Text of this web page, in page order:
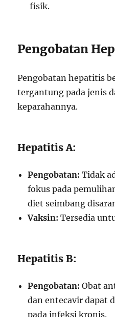
fisik.
Pengobatan
Pengobatan hepatitis
tergantung pada jenis
keparahannya.
Hepatitis A:
Pengobatan: Tidak
fokus pada
diet seimbang
Vaksin: Tersedia
Hepatitis B:
Pengobatan: Obat
dan entecavir dapat
pada infeksi kronis.